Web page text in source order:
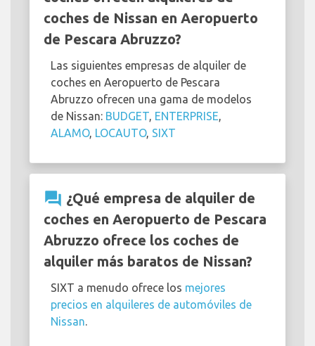
coches de Nissan en Aeropuerto
de Pescara Abruzzo?
Las siguientes empresas de alquiler de
coches en Aeropuerto de Pescara
Abruzzo ofrecen una gama de modelos
de Nissan: BUDGET ENTERPRISE
ALAMO, LOCAUTO, SIXT
question_answer ¿Qué empresa de alquiler de
coches en Aeropuerto de Pescara
Abruzzo ofrece los coches de
alquiler más baratos de Nissan?
SIXT a menudo ofrece los mejores
precios en alquileres de automóviles de
Nissan